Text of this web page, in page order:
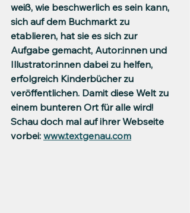
weiß, wie beschwerlich es sein kann,
sich auf dem Buchmarkt zu
etablieren, hat sie es sich zur
Aufgabe gemacht, Autor:innen und
Illustrator:innen dabei zu helfen,
erfolgreich Kinderbücher zu
veröffentlichen. Damit diese Welt zu
einem bunteren Ort für alle wird!
Schau doch mal auf ihrer Webseite
vorbei: www.textgenau.com